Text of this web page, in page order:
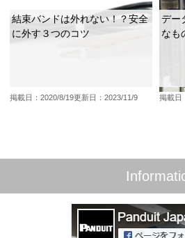
結束バンドは外れない！？安全
に外す３つのコツ
掲載日：2020/8/19更新日：2023/11/9
デー
なも
掲載日